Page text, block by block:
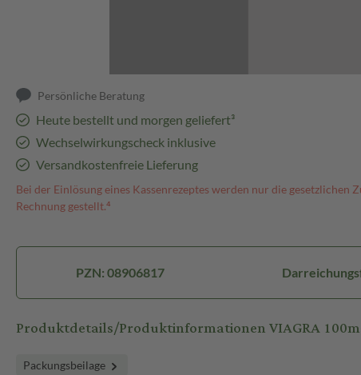
Persönliche Beratung
Heute bestellt und morgen geliefert³
Wechselwirkungscheck inklusive
Versandkostenfreie Lieferung
Bei der Einlösung eines Kassenrezeptes werden nur die gesetzlichen
Rechnung gestellt.⁴
PZN: 08906817
Produktdetails/Produktinformationen VIAGRA
Packungsbeilage